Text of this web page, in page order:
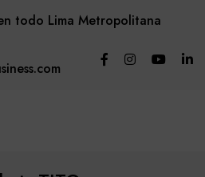
todo Lima Metropolitana